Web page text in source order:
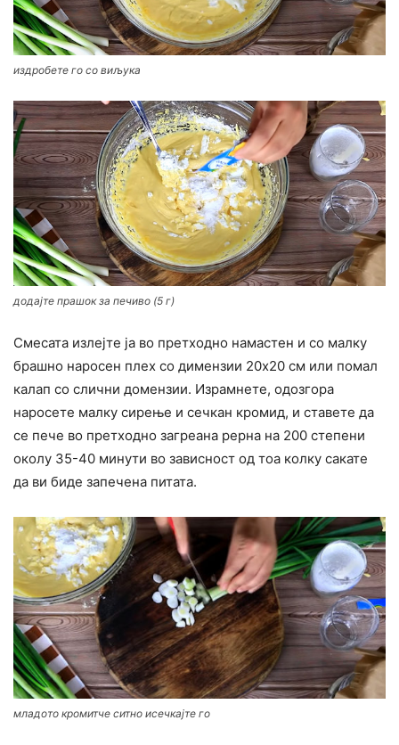
издробете го со виљука
додајте прашок за печиво (5 г)
Смесата излејте ја во претходно намастен и со малку
брашно наросен плех со димензии 20х20 см или помал
калап со слични домензии. Израмнете, одозгора
наросете малку сирење и сечкан кромид, и ставете да
се пече во претходно загреана рерна на 200 степени
околу 35-40 минути во зависност од тоа колку сакате
да ви биде запечена питата.
младото кромитче ситно исечкајте го